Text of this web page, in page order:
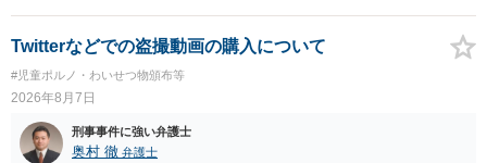
いた場合、故意だと判定されやすいのでしょうか？ お伺いする限り、
故意があると判断されることは無いかと思います。 ②逮捕、呼び出し
捕、呼び出しされる可能性はどれほどでしょうか？ 誤って当たってし
まっただけであり、さらにその場で女性等のアクションが無かったこ
とからすると、この後に呼び出される可能性は極めて低いと思いま
す。 ③逮捕呼び出しまでの期間 大体どれほどの期間逮捕呼び出しの可
Twitterなどでの盗撮動画の購入について
#児童ポルノ・わいせつ物頒布等
2026年8月7日
刑事事件に強い弁護士
奥村 徹 弁護士